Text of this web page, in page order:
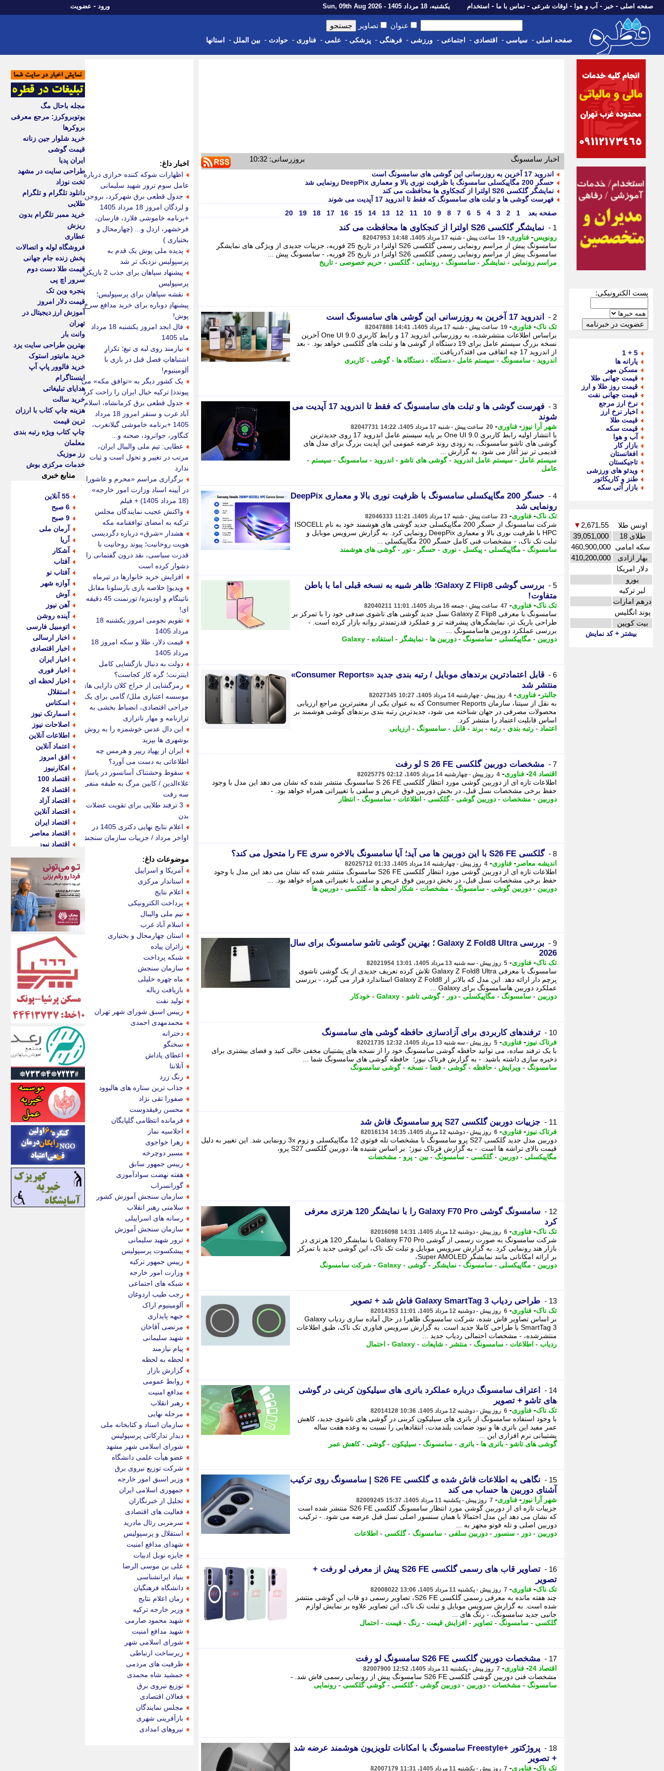
صفحه اصلی - خبر - آب و هوا - اوقات شرعی - تماس با ما - استخدام یکشنبه، 18 مرداد 1405 - Sun, 09th Aug 2026 ورود - عضویت
عنوان تصاویر
صفحه اصلی - سیاسی - اقتصادی - اجتماعی - ورزشی - فرهنگی - پزشکی - علمی - فناوری - حوادث - بین الملل - استانها
پست الکترونیکی:
5 + 1
یارانه ها
مسکن مهر
قیمت جهانی طلا
قیمت روز طلا و ارز
قیمت جهانی نفت
نرخ ارز مرجع
اخبار نرخ ارز
قیمت طلا
قیمت سکه
آب و هوا
بازار کار
افغانستان
تاجیکستان
ویدئو های ورزشی
طنز و کاریکاتور
بازار آتی سکه
اونس طلا 2,671.55
▼
طلای 18
39,051,000
سکه امامی 460,900,000
بهار ازادی
410,200,000
دلار امریکا
یورو
لیر ترکیه
درهم امارات
پوند انگلیس
بیت کویین
بیشتر + کد نمایش
اخبار سامسونگ بروزرسانی: 10:32
اندروید 17 آخرین به روزرسانی این گوشی های سامسونگ است
حسگر 200 مگاپیکسلی سامسونگ با ظرفیت نوری بالا و معماری DeepPix رونمایی شد
نمایشگر گلکسی S26 اولترا از کنجکاوی ها محافظت می کند
فهرست گوشی ها و تبلت های سامسونگ که فقط تا اندروید 17 آپدیت می شوند
صفحه بعد
1
2
3
4
5
6
7
8
9
10
11
12
13
14
15
16
17
18
19
20
1 - نمایشگر گلکسی S26 اولترا از کنجکاوی ها محافظت می کند
رونویس- فناوری- 19 ساعت پیش - شنبه 17 مرداد 1405، 14:48 82047953
سامسونگ پیش از مراسم رونمایی رسمی گلکسی S26 اولترا در تاریخ 25 فوریه، جزییات جدیدی از ویژگی های نمایشگر
سامسونگ پیش از مراسم رونمایی رسمی گلکسی S26 اولترا در تاریخ 25 فوریه، - سامسونگ پیش ...
مراسم رونمایی - نمایشگر - سامسونگ - رونمایی -گلکسی - حریم خصوصی - تاریخ
2 - اندروید 17 آخرین به روزرسانی این گوشی های سامسونگ است
تک ناک- فناوری- 19 ساعت پیش - شنبه 17 مرداد 1405، 14:41 82047888
براساس اطلاعات منتشرشده، به روزرسانی اندروید 17 و رابط کاربری One UI 9.0 آخرین
نسخه بزرگ سیستم عامل برای 19 دستگاه از گوشی ها و تبلت های گلکسی خواهد بود. - بعد
از اندروید 17 چه اتفاقی می افتد؟دریافت ...
اندروید - سامسونگ - سیستم عامل - دستگاه - دستگاه ها -گوشی -کاربری
3 -
فهرست گوشی ها و تبلت های سامسونگ که فقط تا اندروید 17 آپدیت می
شوند
شهر آرا نیوز - فناوری- 20 ساعت پیش - شنبه 17 مرداد 1405، 14:22 82047731
با انتشار اولیه رابط کاربری One UI 9.0 بر پایه سیستم عامل اندروید 17 روی جدیدترین
گوشی های تاشو سامسونگ، به زودی روند عرضه عمومی این آپدیت بزرگ برای مدل های
قدیمی تر نیز آغاز می شود. به گزارش ...
سیستم عامل - سیستم عامل اندروید -گوشی های تاشو - اندروید - سامسونگ - سیستم -
عامل
4 -
حسگر 200 مگاپیکسلی سامسونگ با ظرفیت نوری بالا و معماری DeepPix
رونمایی شد
تک ناک- فناوری- 23 ساعت پیش - شنبه 17 مرداد 1405، 11:21 82046333
شرکت سامسونگ از حسگر 200 مگاپیکسلی جدید گوشی های هوشمند خود به نام ISOCELL
HPC با ظرفیت نوری بالا و معماری DeepPix رونمایی کرد. به گزارش سرویس موبایل و
تبلت تک ناک، - مشخصات فنی کامل حسگر 200 مگاپیکسلی ...
سامسونگ - مگاپیکسلی - پیکسل - نوری - حسگر - نور -گوشی های هوشمند
5 -
بررسی گوشی Galaxy Z Flip8؛ ظاهر شبیه به نسخه قبلی اما با باطن
متفاوت!
تک ناک- فناوری- 47 ساعت پیش - جمعه 16 مرداد 1405، 11:01 82040211
سامسونگ با معرفی Galaxy Z Flip8 نسل جدید گوشی های تاشوی صدفی خود را با تمرکز بر
طراحی باریک تر، نمایشگرهای پیشرفته تر و عملکرد قدرتمندتر روانه بازار کرده است. -
بررسی عملکرد دوربین هاسامسونگ ...
دوربین - مگاپیکسلی - سامسونگ - دوربین ها - نمایشگر - استفاده -
Galaxy
6 -
قابل اعتمادترین برندهای موبایل / رتبه بندی جدید «Consumer Reports»
منتشر شد
جالبتر - فناوری- 4 روز پیش - چهارشنبه 14 مرداد 1405، 10:27 82027345
به نقل از سیتنا، سازمان Consumer Reports که به عنوان یکی از معتبرترین مراجع ارزیابی
محصولات مصرفی در جهان شناخته می شود، جدیدترین رتبه بندی برندهای گوشی هوشمند بر
اساس قابلیت اعتماد را منتشر کرد.
اعتماد - رتبه بندی - رتبه - برند - قابل - سامسونگ - ارزیابی
7 - مشخصات دوربین گلکسی S 26 FE لو رفت
اقتصاد 24 - فناوری- 4 روز پیش - چهارشنبه 14 مرداد 1405، 02:12 82025775
اطلاعات تازه ای از دوربین گوشی مورد انتظار گلکسی S 26 FE سامسونگ منتشر شده که نشان می دهد این مدل با وجود
حفظ برخی مشخصات نسل قبل، در بخش دوربین فوق عریض و سلفی با تغییراتی همراه خواهد بود. -
دوربین - مشخصات - دوربین گوشی -گلکسی - اطلاعات - سامسونگ - انتظار
8 - گلکسی S26 FE با این دوربین ها می آید؛ آیا سامسونگ بالاخره سری FE را متحول می کند؟
اندیشه معاصر - فناوری- 4 روز پیش - چهارشنبه 14 مرداد 1405، 01:33 82025712
اطلاعات تازه ای از دوربین گوشی مورد انتظار گلکسی S26 FE سامسونگ منتشر شده که نشان می دهد این مدل با وجود
حفظ برخی مشخصات نسل قبل، در بخش دوربین فوق عریض و سلفی با تغییراتی همراه خواهد بود. ...
دوربین - دوربین گوشی - سامسونگ - مشخصات - شکار لحظه ها -گلکسی - دوربین ها
9 -
بررسی Galaxy Z Fold8 Ultra ؛ بهترین گوشی تاشو سامسونگ برای سال
2026
تک ناک- فناوری- 5 روز پیش - سه شنبه 13 مرداد 1405، 13:01 82021954
سامسونگ با معرفی Galaxy Z Fold8 Ultra تلاش کرده تعریف جدیدی از یک گوشی تاشوی
پرچم دار ارائه دهد. این مدل که بالاتر از Galaxy Z Fold8 استاندارد قرار می گیرد، - بررسی
عملکرد دوربین هاسامسونگ برای Galaxy ...
دوربین - سامسونگ - مگاپیکسلی - دور -گوشی تاشو -
Galaxy
- خودکار
10 - ترفندهای کاربردی برای آزادسازی حافظه گوشی های سامسونگ
فرتاک نیوز - فناوری- 5 روز پیش - سه شنبه 13 مرداد 1405، 12:32 82021735
با یک ترفند ساده، می توانید حافظه گوشی سامسونگ خود را از نسخه های پشتیبان مخفی خالی کنید و فضای بیشتری برای
ذخیره سازی داشته باشید. - به گزارش فرتاک نیوز؛ حافظه گوشی های سامسونگ شما ...
سامسونگ - ویرایش - حافظه -گوشی - فضا - نسخه -گوشی سامسونگ
11 - جزییات دوربین گلکسی S27 پرو سامسونگ فاش شد
فرتاک نیوز - فناوری- 6 روز پیش - دوشنبه 12 مرداد 1405، 14:35 82016134
دوربین مدل جدید گلکسی S27 پرو سامسونگ با مشخصات تله فوتوی 12 مگاپیکسلی و زوم 3x رونمایی شد. این تغییر به دلیل
قیمت بالای تراشه ها است. - به گزارش فرتاک نیوز؛ بر اساس شنیده ها، دوربین گلکسی S27 پرو،
مگاپیکسلی - دوربین -گلکسی - سامسونگ - بین - پرو - مشخصات
12 -
سامسونگ گوشی Galaxy F70 Pro را با نمایشگر 120 هرتزی معرفی
کرد
تک ناک- فناوری- 6 روز پیش - دوشنبه 12 مرداد 1405، 14:31 82016098
شرکت سامسونگ به صورت رسمی از گوشی Galaxy F70 Pro با نمایشگر 120 هرتزی در
بازار هند رونمایی کرد. به گزارش سرویس موبایل و تبلت تک ناک، این گوشی جدید با تمرکز
بر ارائه امکاناتی مانند نمایشگر Super AMOLED،
دوربین - مگاپیکسلی - سامسونگ - نمایشگر -گوشی -
Galaxy
- شرکت سامسونگ
13 - طراحی ردیاب Galaxy SmartTag 3 فاش شد + تصویر
تک ناک- فناوری- 6 روز پیش - دوشنبه 12 مرداد 1405، 11:01 82014353
بر اساس تصاویر فاش شده، شرکت سامسونگ ظاهرا در حال آماده سازی ردیاب Galaxy
SmartTag 3 با طراحی کاملا جدید است. به گزارش سرویس فناوری تک ناک، طبق اطلاعات
منتشرشده، - مشخصات احتمالی ردیاب جدید ...
ردیاب - اطلاعات - سامسونگ - منتشر - شایعات -
Galaxy
- احتمال
14 -
اعتراف سامسونگ درباره عملکرد باتری های سیلیکون کربنی در گوشی
های تاشو + تصویر
تک ناک- فناوری- 6 روز پیش - دوشنبه 12 مرداد 1405، 10:36 82014128
با وجود استفاده سامسونگ از باتری های سیلیکون کربنی در گوشی های تاشوی جدید، کاهش
عمر مفید این باتری ها و نبود ضمانت بلندمدت، انتقادهایی را نسبت به وعده هفت ساله
پشتیبانی نرم افزاری این ...
گوشی های تاشو - باتری ها - باتری - سامسونگ - سیلیکون -گوشی -کاهش عمر
15 -
نگاهی به اطلاعات فاش شده ی گلکسی S26 FE | سامسونگ روی ترکیب
آشنای دوربین ها حساب می کند
شهر آرا نیوز - فناوری- 7 روز پیش - یکشنبه 11 مرداد 1405، 15:37 82009245
جزییات تازه ای از دوربین گوشی مورد انتظار سامسونگ گلکسی S26 FE منتشر شده است
که نشان می دهد این مدل احتمالا با همان سنسور اصلی نسل قبل عرضه می شود. - ترکیب
دوربین اصلی و تله فوتو مجهز به ...
دوربین - دور - سنسور - دوربین سلفی - سامسونگ -گلکسی - اطلاعات
16 -
تصاویر قاب های رسمی گلکسی S26 FE پیش از معرفی لو رفت +
تصویر
تک ناک- فناوری- 7 روز پیش - یکشنبه 11 مرداد 1405، 13:06 82008022
چند هفته مانده به معرفی رسمی گلکسی S26 FE، تصاویر رسمی دو قاب این گوشی منتشر
شده است. به گزارش سرویس موبایل و تبلت تک ناک، این تصاویر علاوه بر نمایش لوازم
جانبی جدید سامسونگ، - رنگ های ...
گلکسی - سامسونگ - تصاویر - افزایش قیمت - رنگ - قیمت - احتمال
17 - مشخصات دوربین گلکسی S26 FE سامسونگ لو رفت
اقتصاد 24 - فناوری- 7 روز پیش - یکشنبه 11 مرداد 1405، 12:52 82007900
مشخصات فنی دوربین گوشی گلکسی S26 FE سامسونگ پیش از رونمایی رسمی فاش شد. -
سامسونگ - مشخصات - دوربین - دوربین گوشی -گلکسی -گوشی گلکسی - رونمایی
18 -
پروژکتور +Freestyle سامسونگ با امکانات تلویزیون هوشمند عرضه شد
+ تصویر
تک ناک- فناوری- 7 روز پیش - یکشنبه 11 مرداد 1405، 11:31 82007179
اخبار داغ:
اظهارات شوکه کننده خرازی درباره
عامل سوم ترور شهید سلیمانی
جدول قطعی برق شهرکرد، بروجن
و لردگان امروز 18 مرداد 1405
+برنامه خاموشی فلارد، فارسان،
فرخشهر، اردل و... (چهارمحال و
بختیاری )
پدیده ملی پوش یک قدم به
پرسپولیس نزدیک تر شد
پیشنهاد سپاهان برای جذب 2 بازیکن
پرسپولیس
نقشه سپاهان برای پرسپولیس؛
پیشنهادِ دوباره برای خرید مدافع سرخ
پوش!
فال ابجد امروز یکشنبه 18 مرداد
ماه 1405
نیازمند روی لبه ی تیغ؛ تکرارِ
اشتباهاتِ فصل قبل در بازی با
آلومینیوم!
یک کشور دیگر به «توافق مکه» می
پیوندد| ترکیه خیال ایران را راحت کرد
جدول قطعی برق کرمانشاه، اسلام
آباد غرب و سنقر امروز 18 مرداد
1405 +برنامه خاموشی گیلانغرب،
کنگاور، جوانرود، صحنه و...
عطایی: تیم ملی والیبال ایران،
مرتب در تغییر و تحول است و ثبات
ندارد
برگزاری مراسم «محرم و عاشورا
در آیینه اسناد وزارت امور خارجه»
(18 مرداد 1405) + فیلم
واکنش عجیب نمایندگان مجلس
ترکیه به امضای توافقنامه مکه
هشدار «شرق» درباره دگردیسی
هویت روحانیت؛ پیوند روحانیت با
قدرت سیاسی، نقد درون گفتمانی را
دشوار کرده است
افزایش خرید خانوارها در تیرماه
ویدیو| خلاصه بازی بارسلونا مقابل
ناتینگام و اودینزه/ تورنمنت 45 دقیقه
ای!
تقویم نجومی امروز یکشنبه 18
مرداد 1405
قیمت دلار، طلا و سکه امروز 18
مرداد 1405
دولت به دنبال بازگشایی کامل
اینترنت؛ گره کار کجاست؟
رمزگشایی از حراج کلان دارایی های
موسسه اعتباری ملل/ گامی برای یک
جراحی اقتصادی، انضباط بخشی به
ترازنامه و مهار ناترازی
این دال عدس خوشمزه را به روش
بوشهری ها بپزید
ایران از پهپاد ریپر و هرمس چه
اطلاعاتی به دست می آورد؟
سقوط وحشتناک آسانسور در پاساژ
علاءالدین / کابین مرگ به طبقه منفی
سه رفت
3 ترفند طلایی برای تقویت عضلات
بدن
اعلام نتایج نهایی دکتری 1405 در
اواخر مرداد / جزییات سازمان سنجش
موضوعات داغ:
آمریکا و اسراییل
استاندار مرکزی
اعلام نتایج
پرداخت الکترونیکی
تیم ملی والیبال
اسلام آباد غرب
استان چهارمحال و بختیاری
زائران پیاده
شبکه پرداخت
سازمان سنجش
ماه چهره خلیلی
بازیافت زباله
تولید نفت
رییس اسبق شورای شهر تهران
محمدمهدی احمدی
دخترانه
سخنگو
اعطای پاداش
آتلانتا
رنگ زرد
جذاب ترین ستاره های هالیوود
صفورا تقی نژاد
محسن رفیقدوست
فرمانده انتظامی گلپایگان
اجلاسیه نماز
زهرا خواجوی
مسیر دوچرخه
رییس جمهور سابق
هفته نهضت سوادآموزی
گورانسراب
سازمان سنجش آموزش کشور
سلامتی رهبر انقلاب
رسانه های اسراییلی
سازمان سنجش آموزش
ترور شهید سلیمانی
پیشکسوت پرسپولیس
رییس جمهور ترکیه
وزارت امور خارجه
شبکه های اجتماعی
رجب طیب اردوغان
آلومینیوم اراک
جبهه پایداری
مرتضی آقاخان
شهید سلیمانی
پیام نیازمند
لحظه به لحظه
گزارش بازار
روابط عمومی
مدافع امنیت
رهبر انقلاب
مرحله نهایی
سازمان اسناد و کتابخانه ملی
دیدار تدارکاتی پرسپولیس
شورای اسلامی شهر مشهد
عضو هیأت علمی دانشگاه
شرکت توزیع نیروی برق
وزیر اسبق امور خارجه
جمهوری اسلامی ایران
تجلیل از خبرنگاران
فعالیت های اقتصادی
سرمربی رئال مادرید
استقلال و پرسپولیس
شهدای مدافع امنیت
جایزه نوبل ادبیات
علی بن موسی الرضا
بنیاد ایرانشناسی
دانشگاه فرهنگیان
زمان اعلام نتایج
وزیر خارجه ترکیه
شهید محمود صارمی
شهید مدافع امنیت
شورای اسلامی شهر
زیرساخت ارتباطی
ظرفیت های مردمی
جمشید شاه محمدی
توزیع نیروی برق
فعالان اقتصادی
مجلس نمایندگان
بازآفرینی شهری
نیروهای امدادی
مجله باحال مگ
یوتوبروکرز: مرجع معرفی
بروکرها
خرید شلوار جین زنانه
قیمت گوشی
ایران پدیا
طراحی سایت در مشهد
تخت نوزاد
دانلود تلگرام و تلگرام
طلایی
خرید ممبر تلگرام بدون
ریزش
عطاری
فروشگاه لوله و اتصالات
پخش زنده جام جهانی
قیمت طلا دست دوم
سرور اچ پی
پنجره وین تک
قیمت دلار امروز
آموزش ارز دیجیتال در
تهران
وانت بار
بهترین طراحی سایت یزد
خرید مانیتور استوک
خرید فالوور پاپ آپ
اینستاگرام
هدایای تبلیغاتی
خرید سالت
هزینه چاپ کتاب با ارزان
ترین قیمت
چاپ کتاب ویژه رتبه بندی
معلمان
رز موزیک
خدمات مرکزی بوش
منابع خبری
55 آنلاین
6 صبح
9 صبح
آرمان ملی
آریا
آشکار
آفتاب
آفتاب نو
آوازه شهر
آوش
آهن نیوز
آینده روشن
اتومبیل فارسی
اخبار ارسالی
اخبار اقتصادی
اخبار ایران
اخبار فوری
اخبار لحظه ای
استقلال
اسکناس
اسمارتک نیوز
اصلاحات نیوز
اطلاعات آنلاین
اعتماد آنلاین
افق امروز
افکارنیوز
اقتصاد 100
اقتصاد 24
اقتصاد آزاد
اقتصاد آنلاین
اقتصاد ایران
اقتصاد معاصر
اقتصاد نیوز
اکوفارس
اکونگار
اکونیوز
الف
انتشار آنلاین
اندیشه قرن
اندیشه معاصر
اندیشه ها
انرژی پرس
ای استخدام
ایتنا
ایراف
ایران آرت
ایران آنلاین
ایران زندگی
ایران فوری
ایرانی روز
ایرانیتال
ایرنا
ایسکانیوز
ایسنا
ایکنا
ایلنا
اینتیتر
ایونا نیوز
بازتاب آنلاین
باشگاه خبرنگاران
باغستان نیوز
بامبوک
ببین و بخون
بدینسان
بنکر